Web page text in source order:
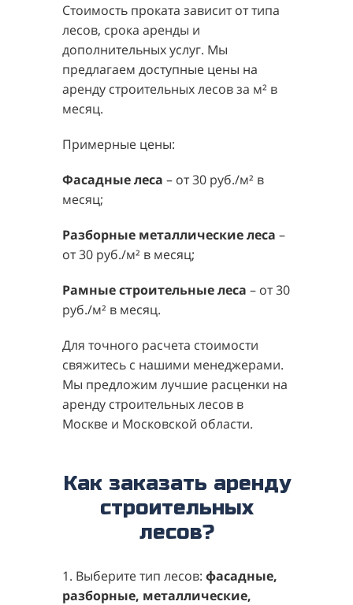
Стоимость проката зависит от типа
лесов, срока аренды и
дополнительных услуг. Мы
предлагаем доступные цены на
аренду строительных лесов за м² в
месяц.
Примерные цены:
Фасадные леса – от 30 руб./м² в
месяц;
Разборные металлические леса –
от 30 руб./м² в месяц;
Рамные строительные леса – от 30
руб./м² в месяц.
Для точного расчета стоимости
свяжитесь с нашими менеджерами.
Мы предложим лучшие расценки на
аренду строительных лесов в
Москве и Московской области.
Как заказать аренду
строительных
лесов?
1. Выберите тип лесов: фасадные,
разборные, металлические,